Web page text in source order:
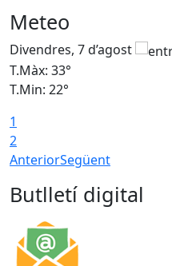
Meteo
Divendres, 7 d’agost
T.Màx: 33°
T.Min: 22°
1
2
AnteriorSegüent
Butlletí digital